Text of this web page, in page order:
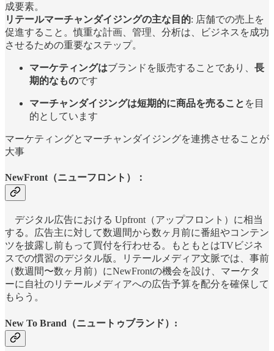
成要素。
リテールマーチャンダイジングの主な目的: 店舗での売上を
促進すること。慎重な計画、管理、分析は、ビジネスを成功
させるための重要なステップ。
マーケティングはブランドを販売することであり、 長
期的なものです
マーチャンダイジングは短期的に商品を売ること を目
的としています
マーケティングとマーチャンダイジングを連携させることが
大事
NewFront（ニューフロント）：
デジタル広告における Upfront（アップフロント）に相当
する。広告主に対して数週間から数ヶ月前に番組やコンテン
ツを披露し前もって買付を行わせる。もともとはTVビジネ
スでの慣習のデジタル版。リテールメディア文脈では、事前
（数週間〜数ヶ月前）にNewFrontの機会を設け、マーケタ
ーに自社のリテールメディアへの広告予算を配分を確保して
もらう。
New To Brand（ニュートゥブランド）: